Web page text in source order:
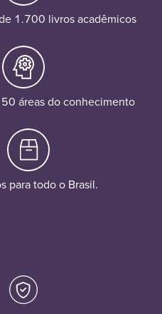
1.700 livros acadêmicos
áreas do conhecimento
para todo o Brasil.